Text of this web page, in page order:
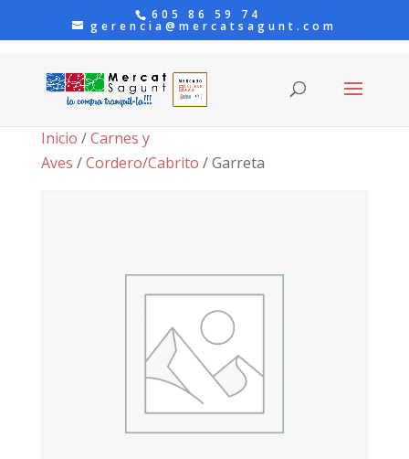
605 86 59 74
gerencia@mercatsagunt.com
Inicio /Carnes y
Aves /Cordero/Cabrito / Garreta